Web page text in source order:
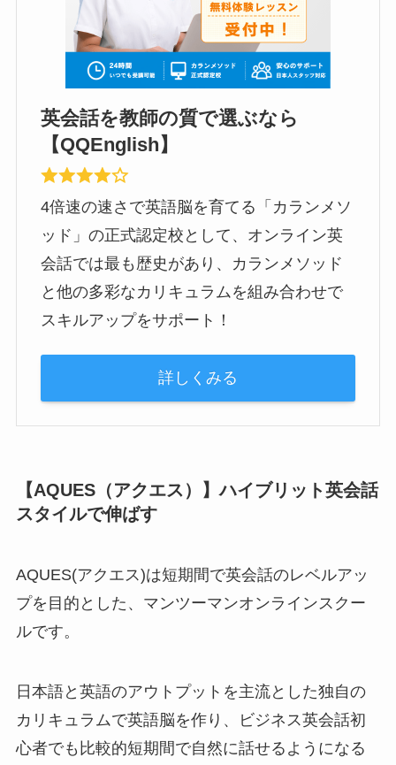
英会話を教師の質で選ぶなら
【QQEnglish】
4倍速の速さで英語脳を育てる「カランメソ
ッド」の正式認定校として、オンライン英
会話では最も歴史があり、カランメソッド
と他の多彩なカリキュラムを組み合わせで
スキルアップをサポート！
詳しくみる
【AQUES（アクエス）】ハイブリット英会話
スタイルで伸ばす
AQUES(アクエス)は短期間で英会話のレベルアッ
プを目的とした、マンツーマンオンラインスクー
ルです。
日本語と英語のアウトプットを主流とした独自の
カリキュラムで英語脳を作り、ビジネス英会話初
心者でも比較的短期間で自然に話せるようになる